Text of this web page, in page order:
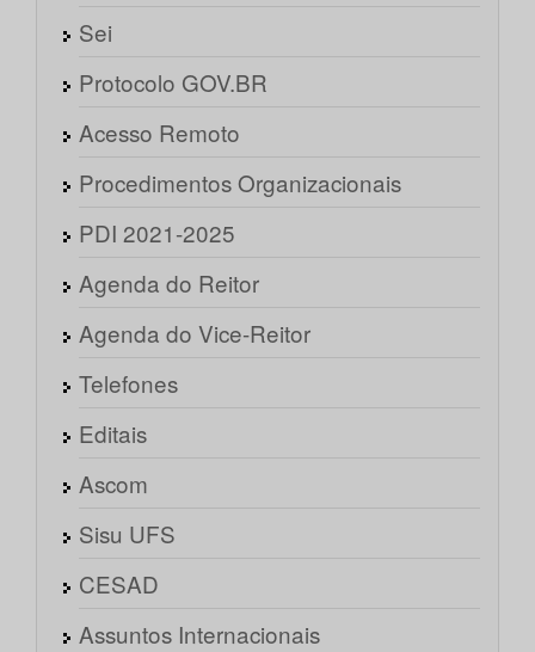
Sei
Protocolo GOV.BR
Acesso Remoto
Procedimentos Organizacionais
PDI 2021-2025
Agenda do Reitor
Agenda do Vice-Reitor
Telefones
Editais
Ascom
Sisu UFS
CESAD
Assuntos Internacionais